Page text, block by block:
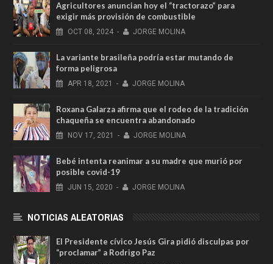
Agricultores anuncian hoy el “tractorazo” para
exigir más provisión de combustible
OCT 08, 2024 - JORGE MOLINA
La variante brasileña podría estar mutando de
forma peligrosa
APR 18, 2021 - JORGE MOLINA
Roxana Galarza afirma que el rodeo de la tradición
chaqueña se encuentra abandonado
NOV 17, 2021 - JORGE MOLINA
Bebé intenta reanimar a su madre que murió por
posible covid-19
JUN 15, 2020 - JORGE MOLINA
NOTICIAS ALEATORIAS
El Presidente cívico Jesús Gira pidió disculpas por
“proclamar” a Rodrigo Paz